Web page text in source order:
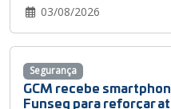
03/08/2026
GCM recebe
Funseg para reforçar
Segurança